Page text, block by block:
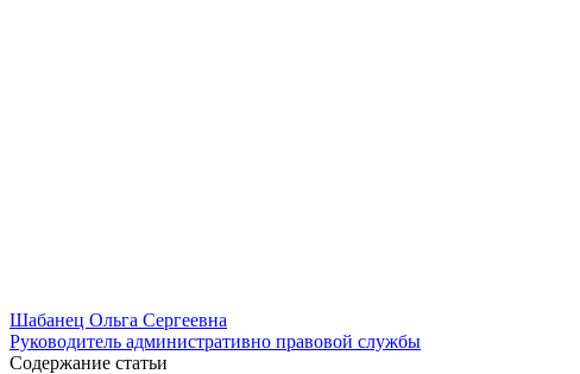
Шабанец Ольга Сергеевна
Руководитель административно правовой службы
Содержание статьи